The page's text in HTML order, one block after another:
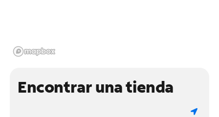
Encontrar una tienda